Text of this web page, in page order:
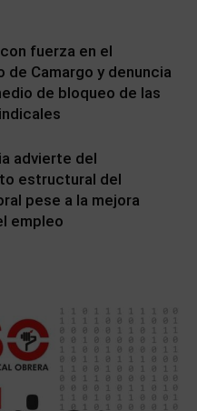
fuerza en el
de Camargo y denuncia
de bloqueo de las
advierte del
estructural del
pese a la mejora
empleo